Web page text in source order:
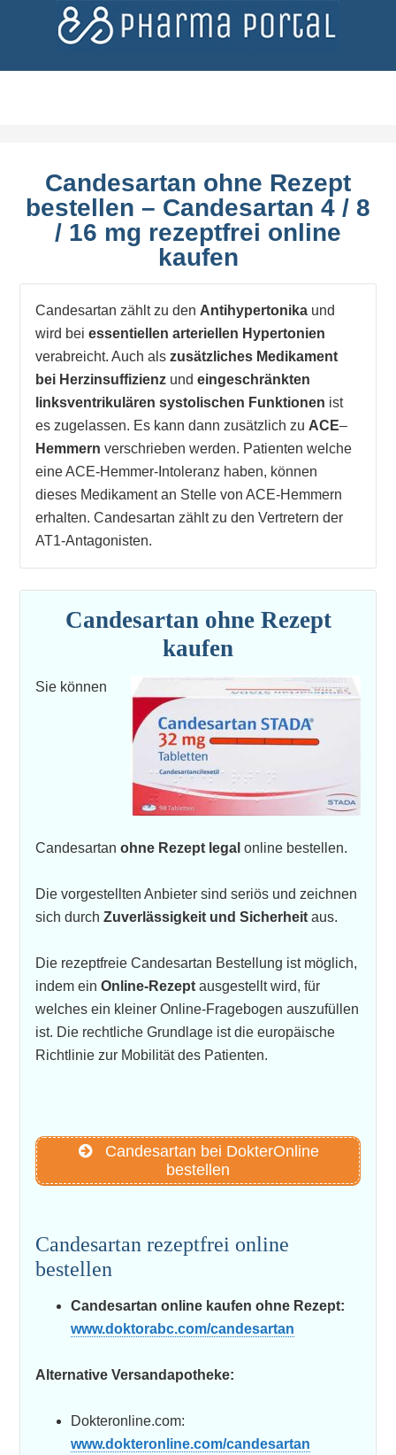
Candesartan ohne Rezept
bestellen – Candesartan 4 / 8
/ 16 mg rezeptfrei online
kaufen
Candesartan zählt zu den Antihypertonika und
wird beiessentiellen arteriellen Hypertonien
verabreicht. Auch alszusätzliches Medikament
bei Herzinsuffizienz undeingeschränkten
linksventrikulären systolischen Funktionen ist
es zugelassen. Es kann dann zusätzlich zu ACE–
Hemmern verschrieben werden. Patienten welche
eine ACE-Hemmer-Intoleranz haben, können
dieses Medikament an Stelle von ACE-Hemmern
erhalten. Candesartan zählt zu den Vertretern der
AT1-Antagonisten.
Candesartan ohne Rezept
kaufen
Sie können
Candesartan ohne Rezept legal online bestellen.
Die vorgestellten Anbieter sind seriös und zeichnen
sich durchZuverlässigkeit und Sicherheit aus.
Die rezeptfreie Candesartan Bestellung ist möglich,
indem einOnline-Rezept ausgestellt wird, für
welches ein kleiner Online-Fragebogen auszufüllen
ist. Die rechtliche Grundlage ist die europäische
Richtlinie zur Mobilität des Patienten.
Candesartan bei DokterOnline
bestellen
Candesartan rezeptfrei online
bestellen
Candesartan online kaufen ohne Rezept:
www.doktorabc.com/candesartan
Alternative Versandapotheke:
Dokteronline.com:
www.dokteronline.com/candesartan